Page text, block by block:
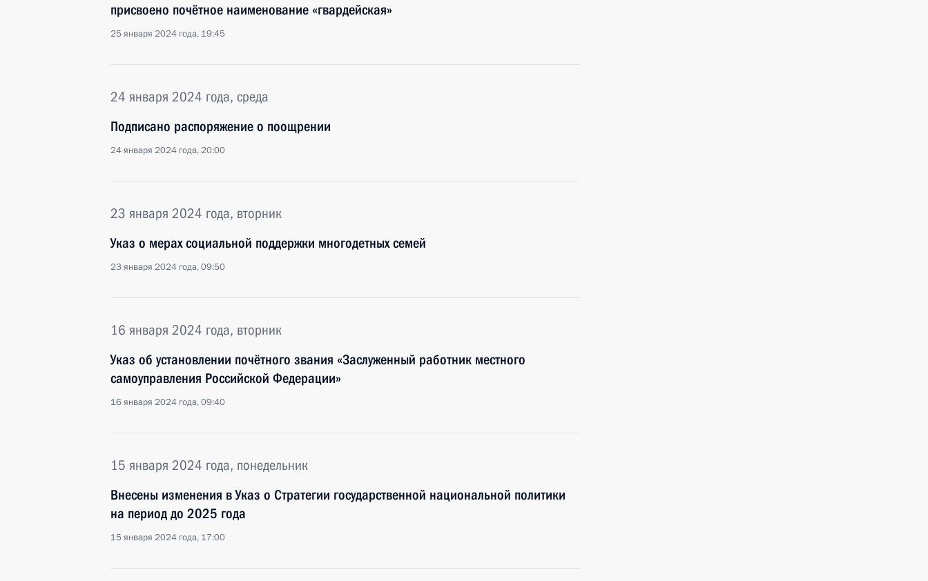
присвоено почётное наименование «гвардейская»
25 января 2024 года, 19:45
24 января 2024 года, среда
Подписано распоряжение о поощрении
24 января 2024 года, 20:00
23 января 2024 года, вторник
Указ о мерах социальной поддержки многодетных семей
23 января 2024 года, 09:50
16 января 2024 года, вторник
Указ об установлении почётного звания «Заслуженный работник местного
самоуправления Российской Федерации»
16 января 2024 года, 09:40
15 января 2024 года, понедельник
Внесены изменения в Указ о Стратегии государственной национальной политики
на период до 2025 года
15 января 2024 года, 17:00